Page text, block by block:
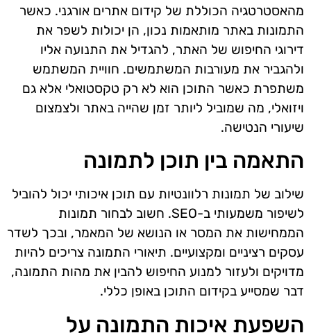
מהאסטרטגיה הכוללת של קידום אתרים אורגני. כאשר
התמונות באתר מותאמות נכון, הן יכולות לשפר את
דירוגי החיפוש של האתר, להגדיל את התנועה אליו
ולהגביר את מעורבות המשתמשים. חוויית המשתמש
משתפרת כאשר התוכן הוא לא רק טקסטואלי אלא גם
ויזואלי, מה שמוביל ליותר זמן שהייה באתר ולצמצום
שיעורי הנטישה.
התאמה בין תוכן לתמונה
שילוב של תמונות רלוונטיות עם תוכן איכותי יכול להוביל
לשיפור משמעותי ב-SEO. חשוב לבחור תמונות
הממחישות את המסר או הנושא של המאמר, ובכך לשדר
עסקים רציניים ומקצועיים. תיאורי התמונה צריכים להיות
מדויקים ולעזור למנוע החיפוש להבין את מהות התמונה,
דבר שמסייע בקידום התוכן באופן כללי.
השפעת איכות התמונה על